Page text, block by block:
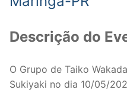
Descrição do
O Grupo de Taiko
Sukiyaki no dia 10/05/